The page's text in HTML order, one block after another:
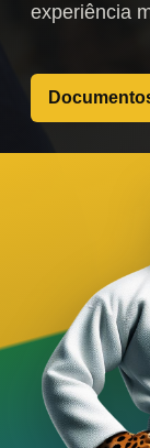
experiência